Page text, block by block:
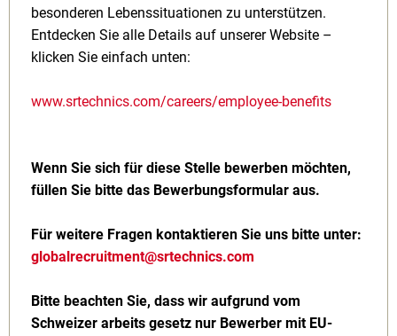
besonderen Lebenssituationen zu unterstützen.
Entdecken Sie alle Details auf unserer Website –
klicken Sie einfach unten:
www.srtechnics.com/careers/employee-benefits
Wenn Sie sich für diese Stelle bewerben möchten,
füllen Sie bitte das Bewerbungsformular aus.
Für weitere Fragen kontaktieren Sie uns bitte unter:
globalrecruitment@srtechnics.com
Bitte beachten Sie, dass wir aufgrund vom
Schweizer arbeits gesetz nur Bewerber mit EU-